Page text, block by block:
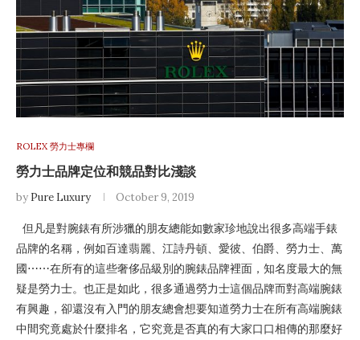
ROLEX 勞力士專欄
勞力士品牌定位和競品對比淺談
by Pure Luxury October 9, 2019
但凡是對腕錶有所涉獵的朋友總能如數家珍地說出很多高端手錶
品牌的名稱，例如百達翡麗、江詩丹頓、愛彼、伯爵、勞力士、萬
國⋯⋯在所有的這些奢侈品級別的腕錶品牌裡面，知名度最大的無
疑是勞力士。也正是如此，很多通過勞力士這個品牌而對高端腕錶
有興趣，卻還沒有入門的朋友總會想要知道勞力士在所有高端腕錶
中間究竟處於什麼排名，它究竟是否真的有大家口口相傳的那麼好